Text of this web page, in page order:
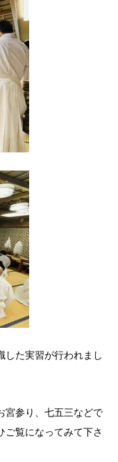
した実習が行われまし
宮参り、七五三などで
ご覧になってみて下さ